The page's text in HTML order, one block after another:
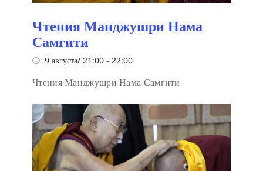
Чтения Манджушри Нама
Самгити
9 августа/ 21:00 - 22:00
Чтения Манджушри Нама Самгити